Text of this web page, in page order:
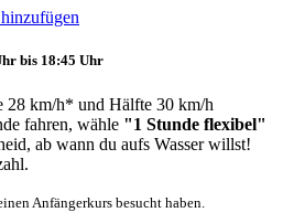
bis 18:45 Uhr
28 km/h* und Hälfte 30 km/h
fahren, wähle "1 Stunde flexibel"
ab wann du aufs Wasser willst!
Anfängerkurs besucht haben.